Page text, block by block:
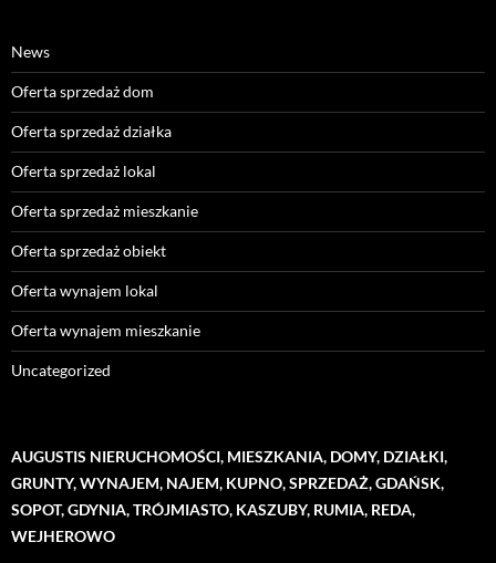
News
Oferta sprzedaż dom
Oferta sprzedaż działka
Oferta sprzedaż lokal
Oferta sprzedaż mieszkanie
Oferta sprzedaż obiekt
Oferta wynajem lokal
Oferta wynajem mieszkanie
Uncategorized
AUGUSTIS NIERUCHOMOŚCI, MIESZKANIA, DOMY, DZIAŁKI,
GRUNTY, WYNAJEM, NAJEM, KUPNO, SPRZEDAŻ, GDAŃSK,
SOPOT, GDYNIA, TRÓJMIASTO, KASZUBY, RUMIA, REDA,
WEJHEROWO